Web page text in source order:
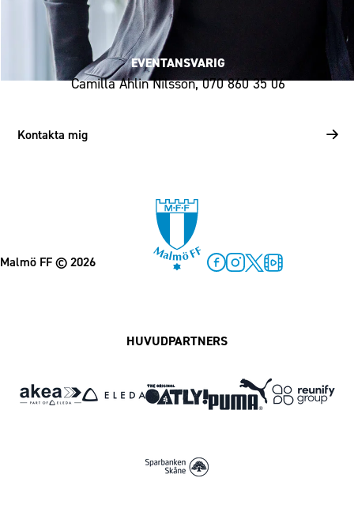
EVENTANSVARIG
Camilla Ahlin Nilsson, 070 860 35 06
Kontakta mig
Malmö FF© 2026
HUVUDPARTNERS